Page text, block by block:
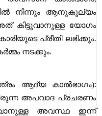
നിന്നും ആനുകൂല്യം
അത് കിട്ടുവാനുള്ള യോഗം
പ്രീതി ലഭിക്കും.
നടക്കും.
ആദ്യ കാൽഭാഗം):
അപവാദ പ്രചരണം
അവസ്ഥ ഇന്ന്